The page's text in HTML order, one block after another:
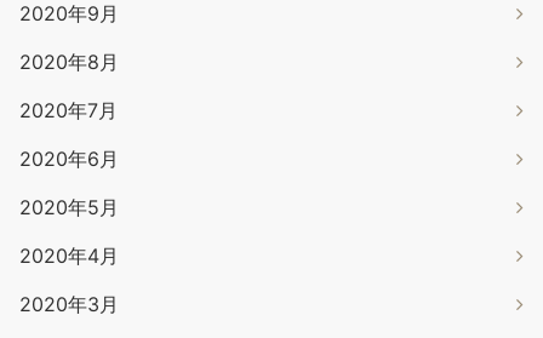
2020年9月
2020年8月
2020年7月
2020年6月
2020年5月
2020年4月
2020年3月